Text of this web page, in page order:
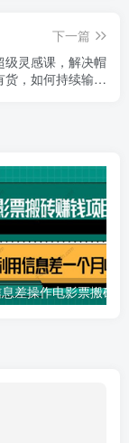
下一篇
级灵感课，解决帽
货，如何持续输出